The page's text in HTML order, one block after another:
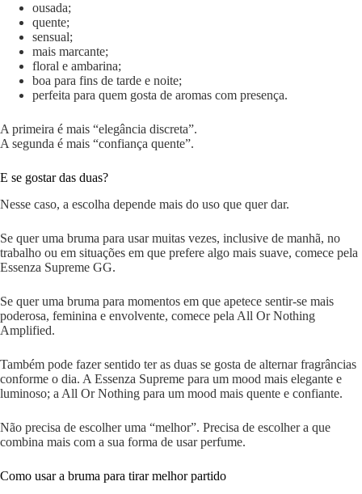
ousada;
quente;
sensual;
mais marcante;
floral e ambarina;
boa para fins de tarde e noite;
perfeita para quem gosta de aromas com presença.
A primeira é mais “elegância discreta”.
A segunda é mais “confiança quente”.
E se gostar das duas?
Nesse caso, a escolha depende mais do uso que quer dar.
Se quer uma bruma para usar muitas vezes, inclusive de manhã, no
trabalho ou em situações em que prefere algo mais suave, comece pela
Essenza Supreme GG.
Se quer uma bruma para momentos em que apetece sentir-se mais
poderosa, feminina e envolvente, comece pela All Or Nothing
Amplified.
Também pode fazer sentido ter as duas se gosta de alternar fragrâncias
conforme o dia. A Essenza Supreme para um mood mais elegante e
luminoso; a All Or Nothing para um mood mais quente e confiante.
Não precisa de escolher uma “melhor”. Precisa de escolher a que
combina mais com a sua forma de usar perfume.
Como usar a bruma para tirar melhor partido